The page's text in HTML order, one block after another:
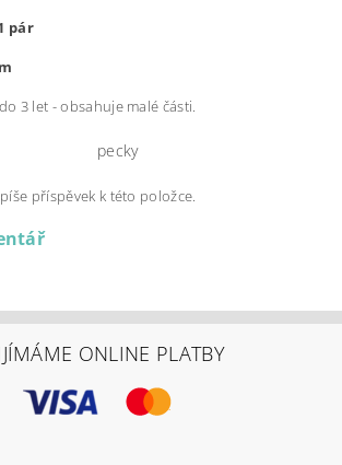
pár
3 let - obsahuje malé části.
pecky
příspěvek k této položce.
ONLINE PLATBY